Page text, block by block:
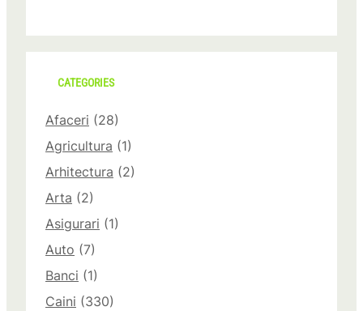
CATEGORIES
Afaceri (28)
Agricultura (1)
Arhitectura (2)
Arta (2)
Asigurari (1)
Auto (7)
Banci (1)
Caini (330)